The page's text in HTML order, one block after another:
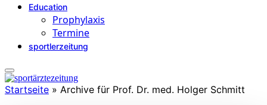
Education
Prophylaxis
Termine
sportlerzeitung
Startseite » Archive für Prof. Dr. med. Holger Schmitt